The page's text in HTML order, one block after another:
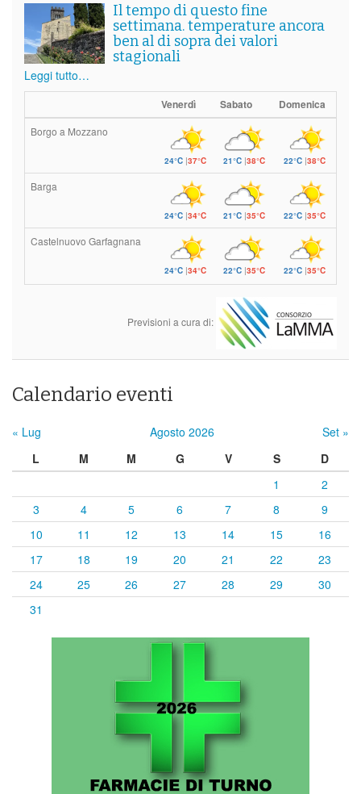
Il tempo di questo fine
settimana. temperature ancora
ben al di sopra dei valori
stagionali
Leggi tutto…
Venerdì Sabato Domenica
Borgo a Mozzano
24°C|37°C 21°C|38°C 22°C |38°C
Barga
24°C|34°C 21°C|35°C 22°C |35°C
Castelnuovo Garfagnana
24°C|34°C 22°C|35°C 22°C |35°C
Previsioni a cura di:
Calendario eventi
« Lug Agosto 2026
Set »
L
M M G V S
D
1
2
3
4 5 6 7 8
9
10
11 12 13 14 15
16
17
18 19 20 21 22
23
24
25 26 27 28 29
30
31